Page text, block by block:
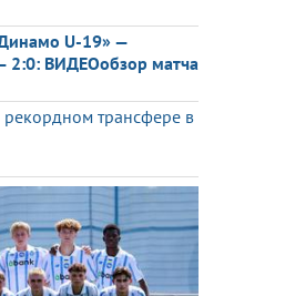
U-19» —
2:0: ВИДЕОобзор матча
рекордном трансфере в